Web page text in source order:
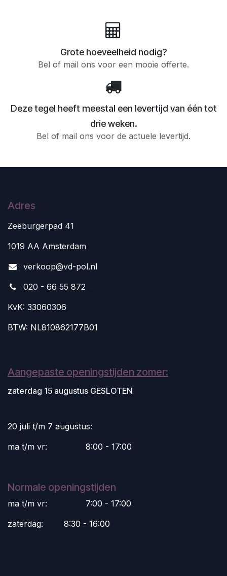
Grote hoeveelheid nodig?
Bel of mail ons voor een mooie offerte.
Deze tegel heeft meestal een levertijd van één tot
drie weken.
Bel of mail ons voor de actuele levertijd.
Adres
Zeeburgerpad 41
1019 AA Amsterdam
verkoop@vd-pol.nl
020 - 66 55 872
KvK: 33060306
BTW: NL810862177B01
Aangepaste openingstijden zomer:
zaterdag 15 augustus GESLOTEN
20 juli t/m 7 augustus:
ma t/m vr:
​8:00 - 17:00
Normale openingstijden
ma t/m vr:
​7:00 - 17:00
zaterdag:
​8:30 - 16:00